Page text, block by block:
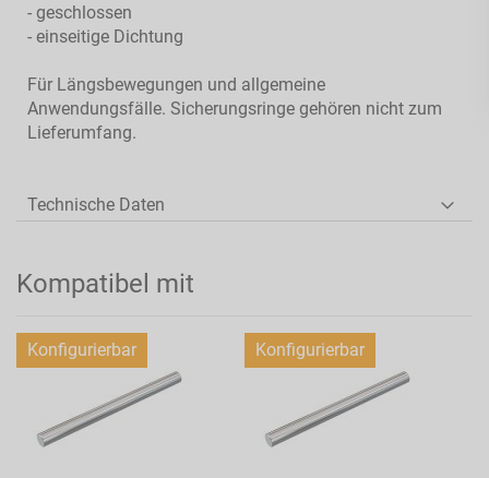
- geschlossen
- einseitige Dichtung
Für Längsbewegungen und allgemeine
Anwendungsfälle. Sicherungsringe gehören nicht zum
Lieferumfang.
Technische Daten
Kompatibel mit
Konfigurierbar Konfigurierbar